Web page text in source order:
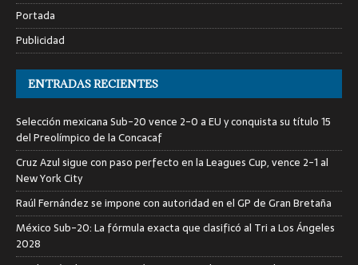
Portada
Publicidad
ENTRADAS RECIENTES
Selección mexicana Sub-20 vence 2-0 a EU y conquista su título 15
del Preolímpico de la Concacaf
Cruz Azul sigue con paso perfecto en la Leagues Cup, vence 2-1 al
New York City
Raúl Fernández se impone con autoridad en el GP de Gran Bretaña
México Sub-20: La fórmula exacta que clasificó al Tri a Los Ángeles
2028